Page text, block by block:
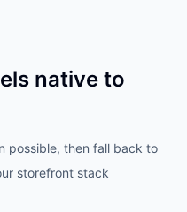
native to
possible, then fall back to
storefront stack